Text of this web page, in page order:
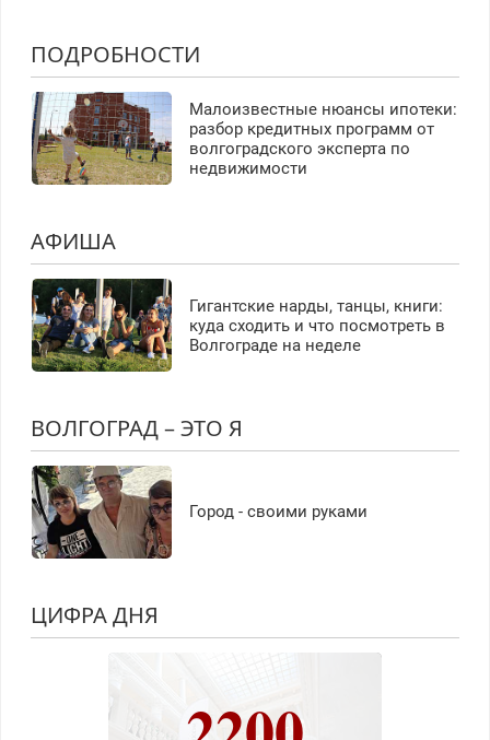
ПОДРОБНОСТИ
Малоизвестные нюансы ипотеки:
разбор кредитных программ от
волгоградского эксперта по
недвижимости
АФИША
Гигантские нарды, танцы, книги:
куда сходить и что посмотреть в
Волгограде на неделе
ВОЛГОГРАД – ЭТО Я
Город - своими руками
ЦИФРА ДНЯ